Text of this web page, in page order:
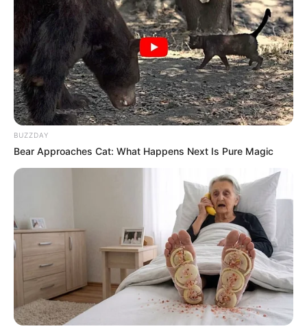
BUZZDAY
Bear Approaches Cat: What Happens Next Is Pure Magic